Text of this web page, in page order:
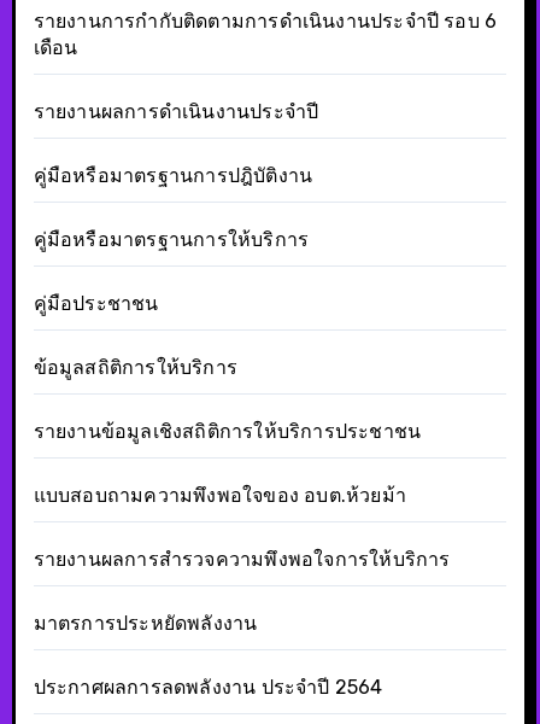
รายงานการกำกับติดตามการดำเนินงานประจำปี รอบ 6
เดือน
รายงานผลการดำเนินงานประจำปี
คู่มือหรือมาตรฐานการปฎิบัติงาน
คู่มือหรือมาตรฐานการให้บริการ
คู่มือประชาชน
ข้อมูลสถิติการให้บริการ
รายงานข้อมูลเชิงสถิติการให้บริการประชาชน
แบบสอบถามความพึงพอใจของ อบต.ห้วยม้า
รายงานผลการสำรวจความพึงพอใจการให้บริการ
มาตรการประหยัดพลังงาน
ประกาศผลการลดพลังงาน ประจำปี 2564